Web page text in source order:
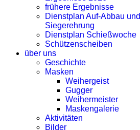
frühere Ergebnisse
Dienstplan Auf-Abbau und
Siegerehrung
Dienstplan Schießwoche
Schützenscheiben
über uns
Geschichte
Masken
Weihergeist
Gugger
Weihermeister
Maskengalerie
Aktivitäten
Bilder